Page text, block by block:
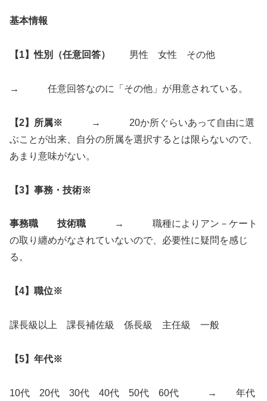
基本情報
【1】性別（任意回答） 男性 女性 その他
→ 任意回答なのに「その他」が用意されている。
【2】所属※ → 20か所ぐらいあって自由に選
ぶことが出来、自分の所属を選択するとは限らないので、
あまり意味がない。
【3】事務・技術※
事務職 技術職 → 職種によりアン－ケート
の取り纏めがなされていないので、必要性に疑問を感じ
る。
【4】職位※
課長級以上 課長補佐級 係長級 主任級 一般
【5】年代※
10代 20代 30代 40代 50代 60代 → 年代